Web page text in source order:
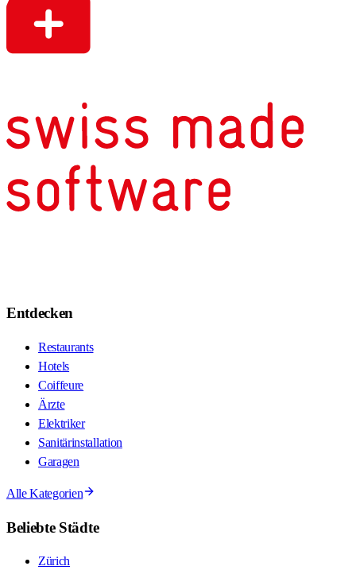
Entdecken
Restaurants
Hotels
Coiffeure
Ärzte
Elektriker
Sanitärinstallation
Garagen
Alle Kategorien
Beliebte Städte
Zürich